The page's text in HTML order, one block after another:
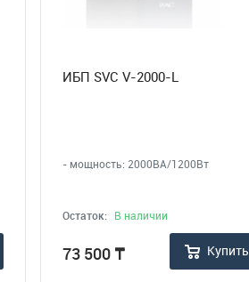
ИБП SVC V-2000-L
- мощность: 2000ВА/1200Вт
Остаток: В наличии
73 500 ₸ Купить